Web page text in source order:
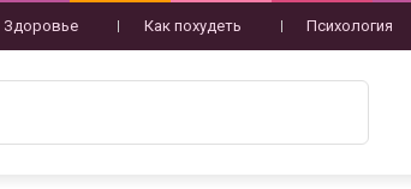
Здоровье Как похудеть Психология